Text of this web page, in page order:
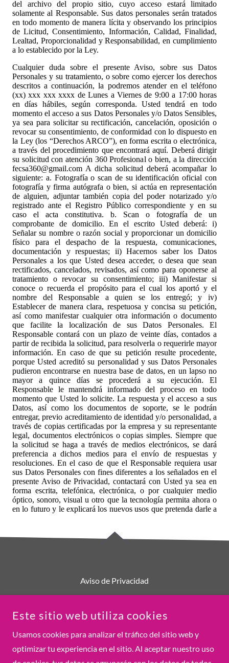
Aviso de Privacidad
360 PROFESIONAL
BOGOTÁ, LINDAVISTA, CIUDAD DE MÉXICO, CDMX,
MÉXICO
Este sitio web utiliza cookies
Usamos cookies para analizar el tráfico del sitio web y
optimizar tu experiencia en el sitio. Al aceptar nuestro uso